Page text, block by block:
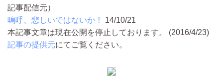
記事配信元）
嗚呼、悲しいではないか！
14/10/21
本記事文章は現在公開を停止しております。 (2016/4/23)
記事の提供元にてご覧ください。